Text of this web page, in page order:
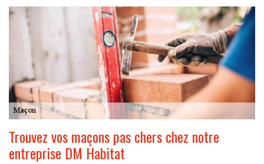
Trouvez vos maçons pas chers chez notre
entreprise DM Habitat